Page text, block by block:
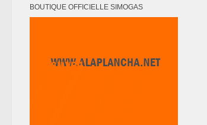
BOUTIQUE OFFICIELLE SIMOGAS